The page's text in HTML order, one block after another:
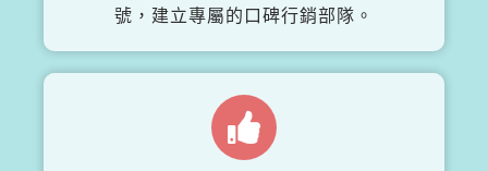
號，建立專屬的口碑行銷部隊。